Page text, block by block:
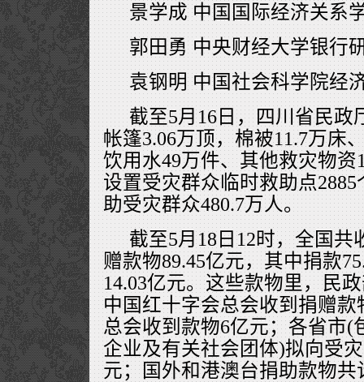
景学成 中国国际经济关系
郭田勇 中央财经大学银行
袁钢明 中国社会科学院经
截至5月16日，四川省民政
帐篷3.06万顶，棉被11.7万床
饮用水49万件、其他救灾物资
设置受灾群众临时救助点
助受灾群众480.7万人。
截至5月18日12时，全国
赠款物89.45亿元，其中捐款
14.03亿元。这些款物里，民
中国红十字会总会收到捐赠款
总会收到款物6亿元；各省市(
企业及有关社会团体)拟向受
元；国外和港澳台捐助款物共